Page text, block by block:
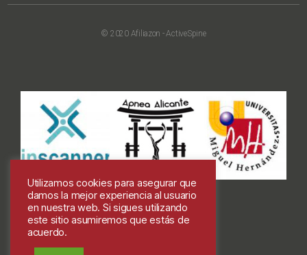
© 2020 Afiliazon - ActiveSpine
Utilizamos cookies para asegurar que
damos la mejor experiencia al usuario
en nuestra web. Si sigues utilizando
este sitio asumiremos que estás de
acuerdo.